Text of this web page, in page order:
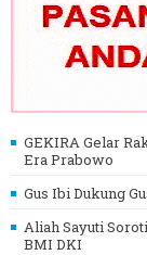
GEKIRA Gelar
Era Prabowo
Gus Ibi Dukung
Aliah Sayuti
BMI DKI